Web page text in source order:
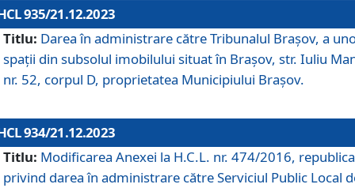
935/21.12.2023
Titlu: Darea în administrare către Tribunalul Brașov, a
spații din subsolul imobilului situat în Brașov, str. Iuliu
nr. 52, corpul D, proprietatea Municipiului Brașov.
934/21.12.2023
Titlu: Modificarea Anexei la H.C.L. nr. 474/2016,
privind darea în administrare către Serviciul Public Local